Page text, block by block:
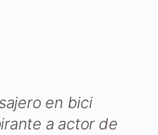
en bici
a actor de